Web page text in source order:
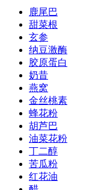
鹿尾巴
甜菜根
玄参
纳豆激酶
胶原蛋白
奶昔
燕窝
金丝桃素
蜂花粉
胡芦巴
油菜花粉
丁二醇
苦瓜粉
红花油